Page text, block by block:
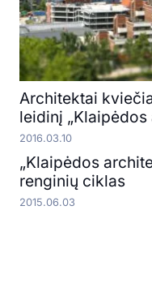
Architektai
leidinį „Klaipėdos
2016.03.10
„Klaipėdos
renginių ciklas
2015.06.03